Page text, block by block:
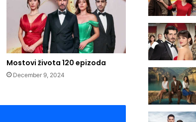
Mostovi života 120 epizoda
December 9, 2024